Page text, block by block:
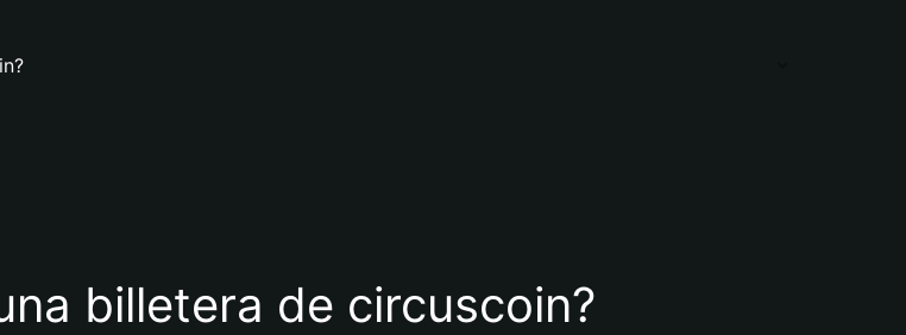
billetera de circuscoin?